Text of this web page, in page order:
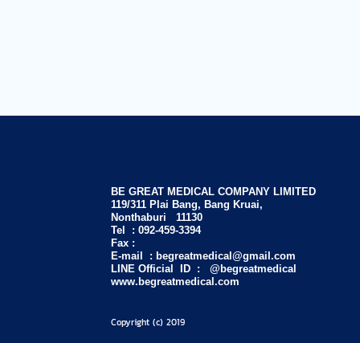
BE GREAT MEDICAL COMPANY LIMITED
119/311 Plai Bang, Bang Kruai,
Nonthaburi 11130
Tel : 092-459-3394
Fax :
E-mail : begreatmedical@gmail.com
LINE Official ID : @begreatmedical
www.begreatmedical.com
Copyright (c) 2019